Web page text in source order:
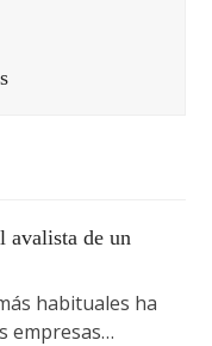
avalista de un
habituales ha
empresas…